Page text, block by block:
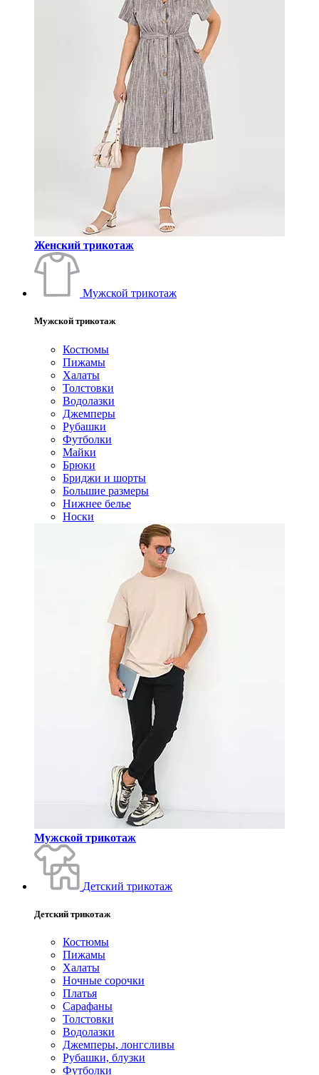
Женский трикотаж
Мужской трикотаж
Мужской трикотаж
Костюмы
Пижамы
Халаты
Толстовки
Водолазки
Джемперы
Рубашки
Футболки
Майки
Брюки
Бриджи и шорты
Большие размеры
Нижнее белье
Носки
Мужской трикотаж
Детский трикотаж
Детский трикотаж
Костюмы
Пижамы
Халаты
Ночные сорочки
Платья
Сарафаны
Толстовки
Водолазки
Джемперы, лонгсливы
Рубашки, блузки
Футболки